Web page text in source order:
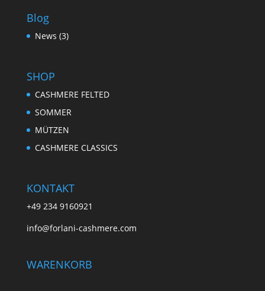
Blog
News (3)
SHOP
CASHMERE FELTED
SOMMER
MÜTZEN
CASHMERE CLASSICS
KONTAKT
+49 234 9160921
info@forlani-cashmere.com
WARENKORB